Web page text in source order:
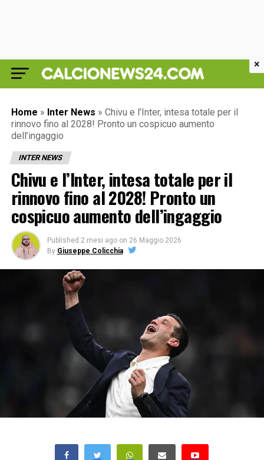
Home » Inter News » Chivu e l’Inter, intesa totale per il
rinnovo fino al 2028! Pronto un cospicuo aumento
dell’ingaggio
INTER NEWS
Chivu e l’Inter, intesa totale per il
rinnovo fino al 2028! Pronto un
cospicuo aumento dell’ingaggio
Published 2 mesi ago on 26 Maggio 2026
By Giuseppe Colicchia
×